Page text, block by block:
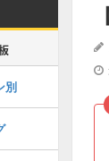
別